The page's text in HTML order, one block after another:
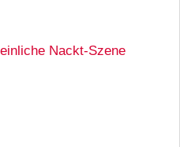
Nackt-Szene